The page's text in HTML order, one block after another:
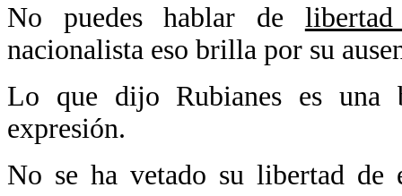
No puedes hablar de
nacionalista eso brilla por su
Lo que dijo Rubianes es una
expresión.
No se ha vetado su libertad de